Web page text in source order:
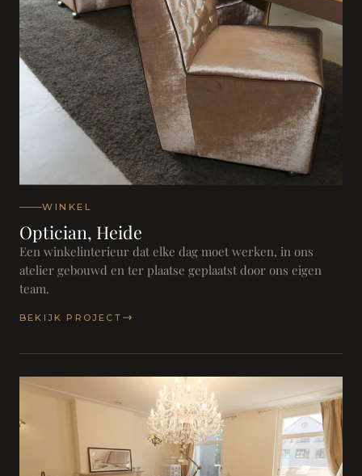
WINKEL
Optician, Heide
Een winkelinterieur dat elke dag moet werken, in ons
atelier gebouwd en ter plaatse geplaatst door ons eigen
team.
BEKIJK PROJECT